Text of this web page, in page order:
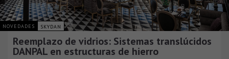
NOVEDADES SKYDAN
Reemplazo de vidrios: Sistemas translúcidos
DANPAL en estructuras de hierro